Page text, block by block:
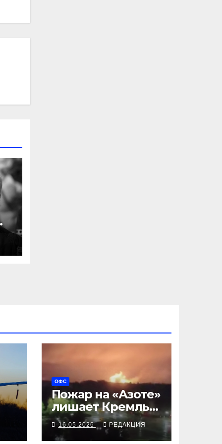
ОФС
Пожар на «Азоте»
лишает Кремль
гексогена
16.05.2026 РЕДАКЦИЯ